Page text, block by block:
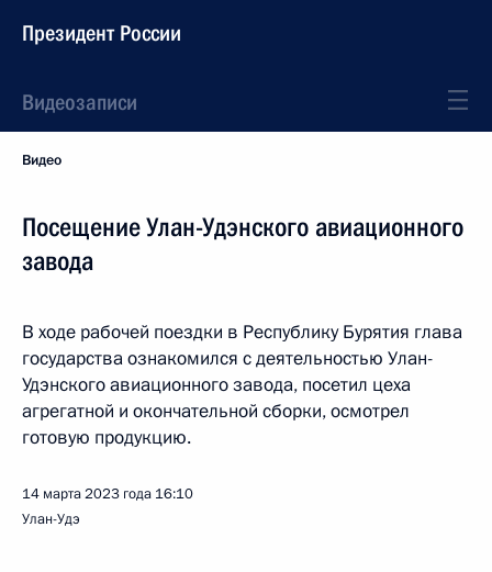
Президент России
Видеозаписи
Видео
Посещение Улан-Удэнского авиационного
завода
В ходе рабочей поездки в Республику Бурятия глава
государства ознакомился с деятельностью Улан-
Удэнского авиационного завода, посетил цеха
агрегатной и окончательной сборки, осмотрел
готовую продукцию.
14 марта 2023 года 16:10
Улан-Удэ